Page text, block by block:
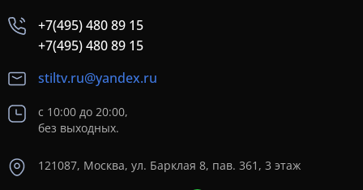
+7(495) 480 89 15
+7(495) 480 89 15
stiltv.ru@yandex.ru
с 10:00 до 20:00,
без выходных.
121087, Москва, ул. Барклая 8, пав. 361, 3 этаж